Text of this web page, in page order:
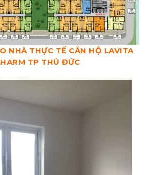
NHÀ THỰC TẾ CĂN HỘ LAVITA
TP THỦ ĐỨC